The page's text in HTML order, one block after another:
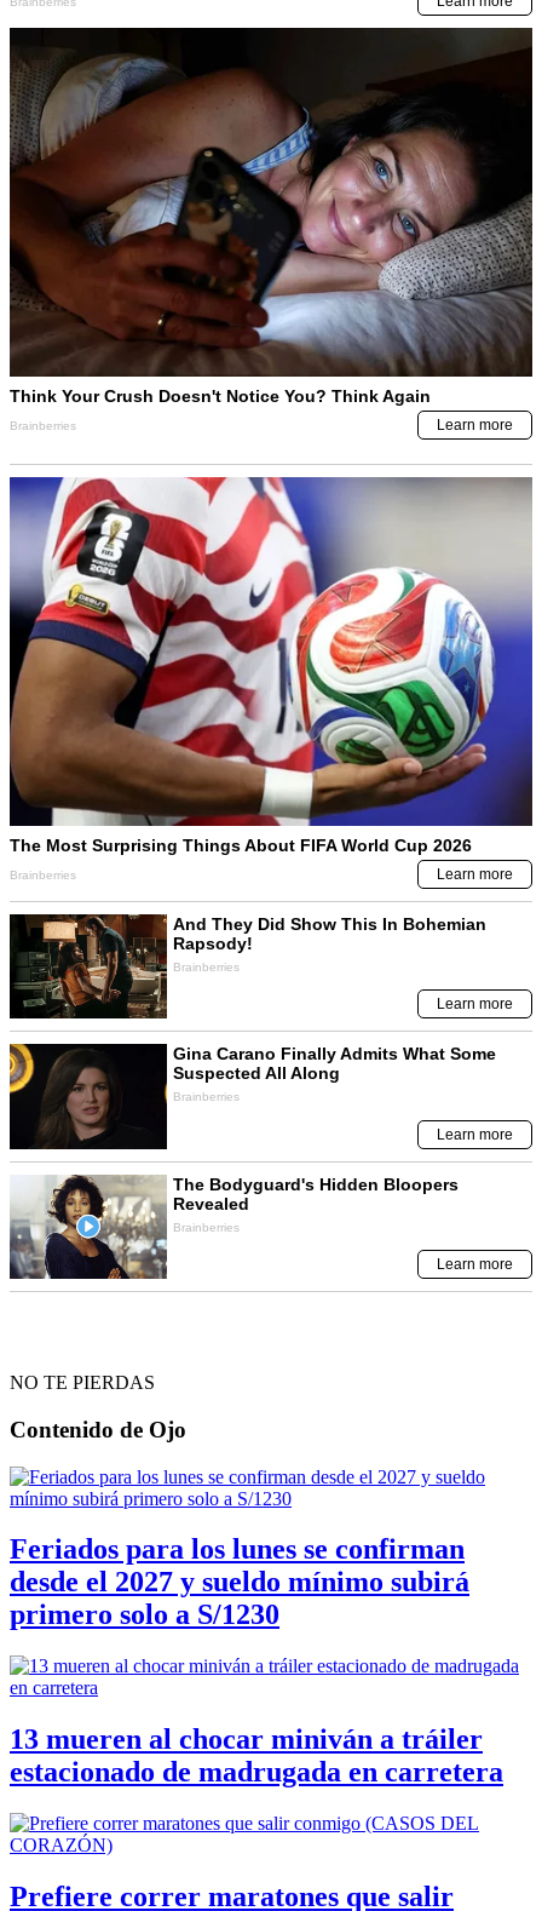
NO TE PIERDAS
Contenido de Ojo
Feriados para los lunes se confirman
desde el 2027 y sueldo mínimo subirá
primero solo a S/1230
13 mueren al chocar miniván a tráiler
estacionado de madrugada en carretera
Prefiere correr maratones que salir